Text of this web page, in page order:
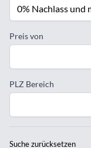
Preis von
PLZ Bereich
Suche zurücksetzen